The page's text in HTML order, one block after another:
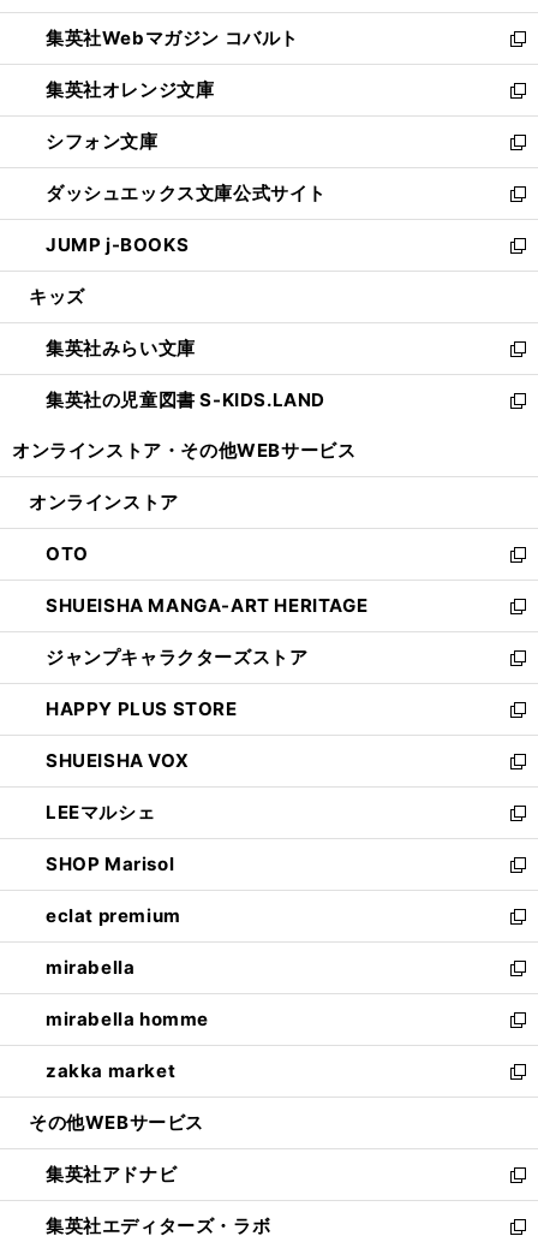
開
く
ウ
で
開
く
ン
ド
ウ
で
開
く
ウ
ィ
ン
ド
ウ
で
開
く
集英社Webマガジン コバルト
新
し
い
ウ
ィ
ン
ド
ウ
で
開
集英社オレンジ文庫
新
し
い
ウ
ィ
ン
ド
ウ
開
く
シフォン文庫
新
し
い
ウ
ィ
ン
ウ
で
開
く
ダッシュエックス文庫公式サイト
新
し
い
ウ
ン
ド
ウ
で
JUMP j-BOOKS
新
し
ウ
ィ
ン
ド
開
キッズ
集英社みらい文庫
新
し
い
ン
ウ
で
開
く
集英社の児童図書 S-KIDS.LAND
新
ウ
ン
ド
ウ
で
開
く
オンラインストア・ その他WEBサービス
オンラインストア
OTO
新
し
い
ウ
ィ
ン
ド
ウ
で
開
く
SHUEISHA MANGA-ART HERITAGE
新
し
い
ウ
ィ
ン
ド
ウ
で
開
く
ジャンプキャラクターズストア
新
し
い
ウ
ィ
ン
ド
ウ
で
開
く
HAPPY PLUS STORE
新
し
い
ウ
ィ
ン
ド
ウ
で
開
く
SHUEISHA VOX
新
し
い
ウ
ィ
ン
ド
ウ
で
開
く
LEEマルシェ
新
し
い
ウ
ィ
ン
ド
ウ
で
開
く
SHOP Marisol
新
し
い
ウ
ィ
ン
ド
ウ
で
開
eclat premium
新
し
い
ウ
ィ
ン
ド
ウ
開
く
mirabella
新
し
い
ウ
ィ
ン
ウ
で
開
く
mirabella homme
新
し
い
ウ
ン
ド
ウ
で
zakka market
新
し
ウ
ィ
ン
ド
その他WEBサービス
集英社アドナビ
新
し
い
集英社エディターズ・ラボ
新